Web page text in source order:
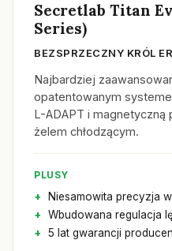
Secretlab Titan
Series)
BEZSPRZECZNY KRÓL
Najbardziej
opatentowanym
L-ADAPT i magnetyczną
żelem chłodzącym.
PLUSY
Niesamowita precyzja
Wbudowana regulacja
5 lat gwarancji